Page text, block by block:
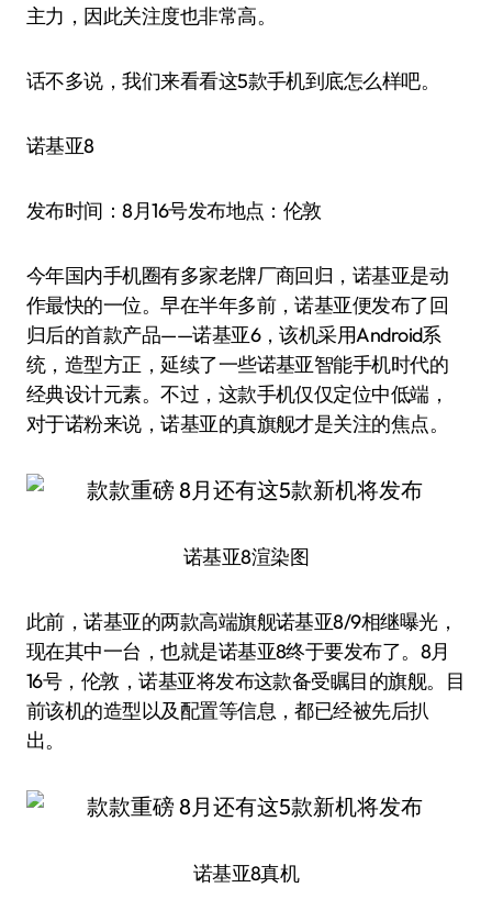
主力，因此关注度也非常高。
话不多说，我们来看看这5款手机到底怎么样吧。
诺基亚8
发布时间：8月16号发布地点：伦敦
今年国内手机圈有多家老牌厂商回归，诺基亚是动
作最快的一位。早在半年多前，诺基亚便发布了回
归后的首款产品——诺基亚6，该机采用Android系
统，造型方正，延续了一些诺基亚智能手机时代的
经典设计元素。不过，这款手机仅仅定位中低端，
对于诺粉来说，诺基亚的真旗舰才是关注的焦点。
诺基亚8渲染图
此前，诺基亚的两款高端旗舰诺基亚8/9相继曝光，
现在其中一台，也就是诺基亚8终于要发布了。8月
16号，伦敦，诺基亚将发布这款备受瞩目的旗舰。目
前该机的造型以及配置等信息，都已经被先后扒
出。
诺基亚8真机